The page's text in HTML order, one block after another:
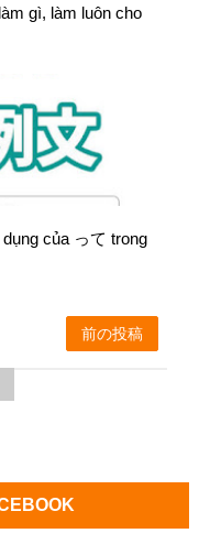
gì, làm luôn cho
của って trong
前の投稿